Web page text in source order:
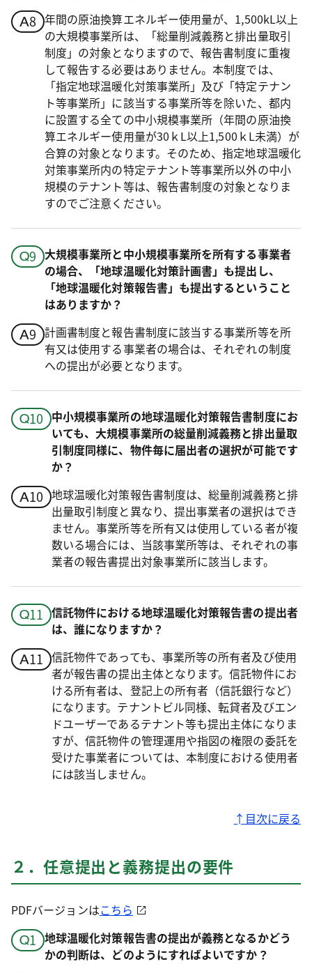
年間の原油換算エネルギー使用量が、1,500kL以上
の大規模事業所は、「総量削減義務と排出量取引
制度」の対象となりますので、報告書制度に重複
して報告する必要はありません。本制度では、
「指定地球温暖化対策事業所」及び「特定テナン
ト等事業所」に該当する事業所等を除いた、都内
に設置する全ての中小規模事業所（年間の原油換
算エネルギー使用量が30ｋL以上1,500ｋL未満）が
合算の対象となります。そのため、指定地球温暖化
対策事業所内の特定テナント等事業所以外の中小
規模のテナント等は、報告書制度の対象となりま
すのでご注意ください。
大規模事業所と中小規模事業所を所有する事業者
の場合、「地球温暖化対策計画書」も提出し、
「地球温暖化対策報告書」も提出するということ
はありますか？
計画書制度と報告書制度に該当する事業所等を所
有又は使用する事業者の場合は、それぞれの制度
への提出が必要となります。
中小規模事業所の地球温暖化対策報告書制度にお
いても、大規模事業所の総量削減義務と排出量取
引制度同様に、物件毎に届出者の選択が可能です
か？
地球温暖化対策報告書制度は、総量削減義務と排
出量取引制度と異なり、提出事業者の選択はでき
ません。事業所等を所有又は使用している者が複
数いる場合には、当該事業所等は、それぞれの事
業者の報告書提出対象事業所に該当します。
信託物件における地球温暖化対策報告書の提出者
は、誰になりますか？
信託物件であっても、事業所等の所有者及び使用
者が報告書の提出主体となります。信託物件にお
ける所有者は、登記上の所有者（信託銀行など）
になります。テナントビル同様、転貸者及びエン
ドユーザーであるテナント等も提出主体になりま
すが、信託物件の管理運用や指図の権限の委託を
受けた事業者については、本制度における使用者
には該当しません。
↑目次に戻る
２．任意提出と義務提出の要件
PDFバージョンはこちら
地球温暖化対策報告書の提出が義務となるかどう
かの判断は、どのようにすればよいですか？